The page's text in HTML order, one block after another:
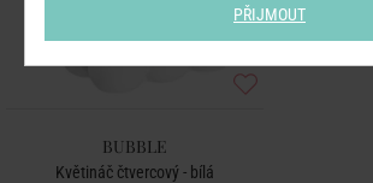
BUBBLE
Květináč čtvercový - bílá
PŘIJMOUT